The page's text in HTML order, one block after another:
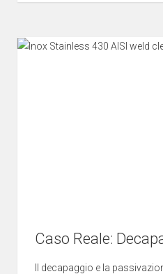
Il decapaggio e la